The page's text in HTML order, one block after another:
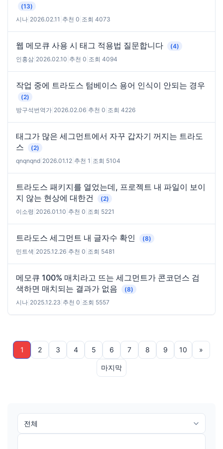
(13)
시나 2026.02.11 추천 0 조회 4073
웹 메모큐 사용 시 태그 적용법 질문합니다
(4)
인홍삼 2026.02.10 추천 0 조회 4094
작업 중에 트라도스 텀베이스 용어 인식이 안되는 경우
(2)
방구석번역가 2026.02.06 추천 0 조회 4226
태그가 많은 세그먼트에서 자꾸 갑자기 꺼지는 트라도
스
(2)
qnqnqnd 2026.01.12 추천 1 조회 5104
트라도스 패키지를 열었는데, 프로젝트 내 파일이 보이
지 않는 현상에 대한건
(2)
이소령 2026.01.10 추천 0 조회 5221
트라도스 세그먼트 내 글자수 확인
(8)
민트색 2025.12.26 추천 0 조회 5481
메모큐 100% 매치라고 뜨는 세그먼트가 콘코던스 검
색하면 매치되는 결과가 없음
(8)
시나 2025.12.23 추천 0 조회 5557
1 2 3 4 5 6 7 8 9 10 »
마지막